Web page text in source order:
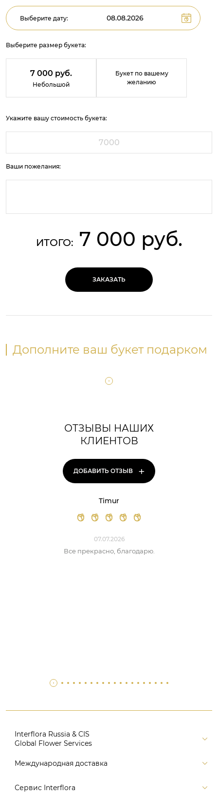
Выберите дату:
Выберите размер букета:
7 000 руб.
Небольшой
Букет по вашему
желанию
Укажите вашу стоимость букета:
Ваши пожелания:
ИТОГО: 7 000 руб.
ЗАКАЗАТЬ
Дополните ваш букет подарком
ОТЗЫВЫ НАШИХ
КЛИЕНТОВ
ДОБАВИТЬ ОТЗЫВ +
Timur
07.07.2026
Все прекрасно, благодарю.
Interflora Russia & CIS
Global Flower Services
Версия для печати
Поиск
Международная доставка
Россия
Сервис Interflora